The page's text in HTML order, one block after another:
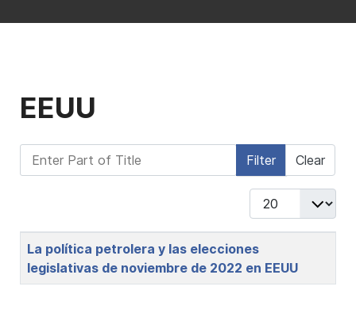
EEUU
Enter Part of Title Filter Clear
Display #
Title
La política petrolera y las elecciones
legislativas de noviembre de 2022 en EEUU